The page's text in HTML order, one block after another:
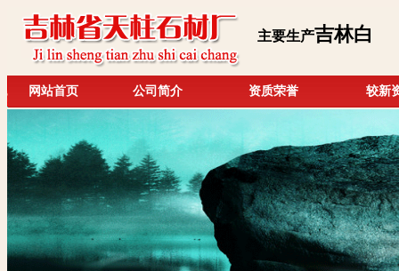
主要生产吉林白
网站首页 公司简介 资质荣誉 较新